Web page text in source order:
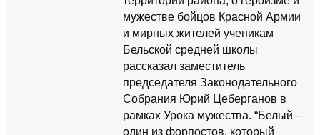
мужестве бойцов Красной Армии
и мирных жителей ученикам
Бельской средней школы
рассказал заместитель
председателя Законодательного
Собрания Юрий Цеберганов в
рамках Урока мужества. “Белый –
один из форпостов, который